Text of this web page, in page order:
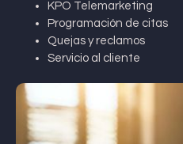
KPO Telemarketing
Programación de citas
Quejas y reclamos
Servicio al cliente